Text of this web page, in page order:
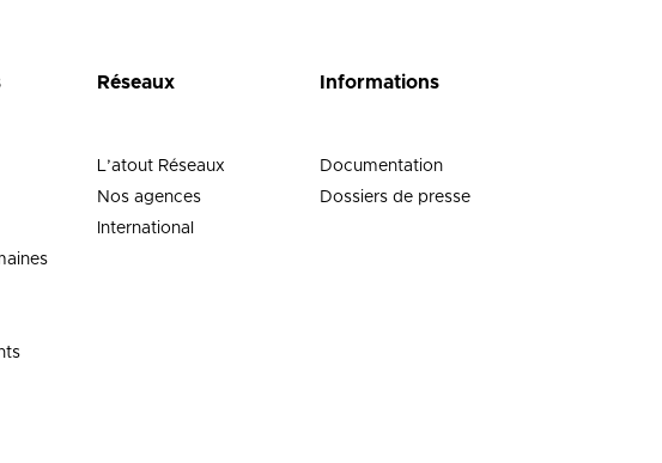
Réseaux
L’atout Réseaux
Nos agences
International
Informations
Documentation
Dossiers de presse